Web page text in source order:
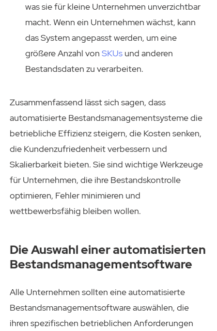
was sie für kleine Unternehmen unverzichtbar
macht. Wenn ein Unternehmen wächst, kann
das System angepasst werden, um eine
größere Anzahl von SKUs und anderen
Bestandsdaten zu verarbeiten.
Zusammenfassend lässt sich sagen, dass
automatisierte Bestandsmanagementsysteme die
betriebliche Effizienz steigern, die Kosten senken,
die Kundenzufriedenheit verbessern und
Skalierbarkeit bieten. Sie sind wichtige Werkzeuge
für Unternehmen, die ihre Bestandskontrolle
optimieren, Fehler minimieren und
wettbewerbsfähig bleiben wollen.
Die Auswahl einer automatisierten
Bestandsmanagementsoftware
Alle Unternehmen sollten eine automatisierte
Bestandsmanagementsoftware auswählen, die
ihren spezifischen betrieblichen Anforderungen